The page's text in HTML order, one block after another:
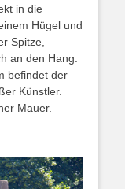
in die
Hügel und
Spitze,
an den Hang.
befindet der
Künstler.
Mauer.